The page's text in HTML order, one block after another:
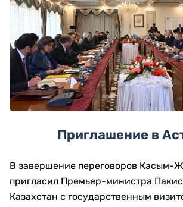
Приглашение в
В завершение переговоров Касым-
пригласил Премьер-министра
Казахстан с государственным